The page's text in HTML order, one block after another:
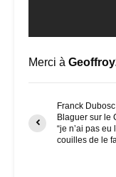
Merci à
Franck
Blaguer sur le
“je n’ai pas eu
couilles de le